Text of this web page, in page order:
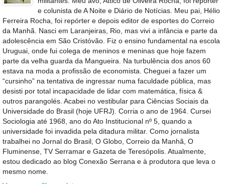
e colunista de A Noite e Diário de Notícias. Meu pai, Hélio
Ferreira Rocha, foi repórter e depois editor de esportes do Correio
da Manhã. Nasci em Laranjeiras, Rio, mas vivi a infância e parte da
adolescência em São Cristóvão. Fiz o ensino fundamental na escola
Uruguai, onde fui colega de meninos e meninas que hoje fazem
parte da velha guarda da Mangueira. Na turbulência dos anos 60
estava na moda a profissão de economista. Cheguei a fazer um
“cursinho” na tentativa de ingressar numa faculdade pública, mas
desisti por total incapacidade de lidar com matemática, física &
outros parangolés. Acabei no vestibular para Ciências Sociais da
Universidade do Brasil (hoje UFRJ). Corria o ano de 1964. Cursei
Sociologia até 1968, ano do Ato Institucional nº 5, quando a
universidade foi invadida pela ditadura militar. Como jornalista
trabalhei no Jornal do Brasil, O Globo, Correio da Manhã, O
Fluminense, TV Serramar e Gazeta de Teresópolis. Atualmente,
estou dedicado ao blog Conexão Serrana e à produtora que leva o
mesmo nome.